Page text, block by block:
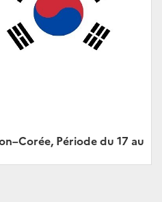
Période du 17 au